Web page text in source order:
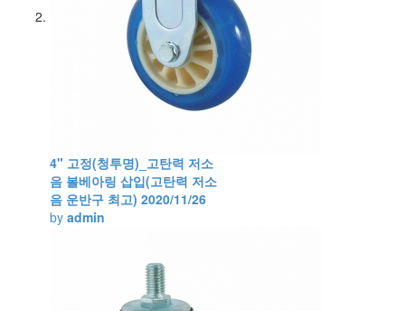
4" 고정(청투명)_고탄력 저소
음 볼베아링 삽입(고탄력 저소
음 운반구 최고) 2020/11/26
by admin